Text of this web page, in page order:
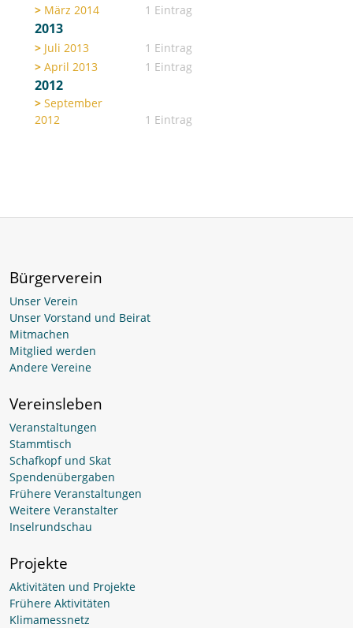
März 2014
1 Eintrag
2013
Juli 2013
1 Eintrag
April 2013
1 Eintrag
2012
September
2012
1 Eintrag
Bürgerverein
Unser Verein
Unser Vorstand und Beirat
Mitmachen
Mitglied werden
Andere Vereine
Vereinsleben
Veranstaltungen
Stammtisch
Schafkopf und Skat
Spendenübergaben
Frühere Veranstaltungen
Weitere Veranstalter
Inselrundschau
Projekte
Aktivitäten und Projekte
Frühere Aktivitäten
Klimamessnetz